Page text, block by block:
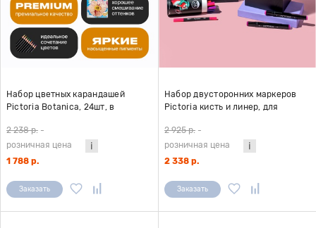
Набор цветных карандашей
Pictoria Botanica, 24шт, в
2 238 р. -
розничная цена
1 788 р.
Заказать
Набор двусторонних маркеров
Pictoria кисть и линер, для
цветов
2 925 р. -
розничная цена
2 338 р.
Заказать